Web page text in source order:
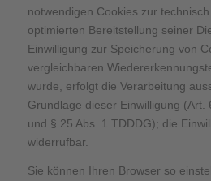
notwendigen Cookies zur
optimierten Bereitstellung seiner
Einwilligung zur Speicherung von
vergleichbaren
wurde, erfolgt die Verarbeitung
Grundlage dieser Einwilligung (Art.
und § 25 Abs. 1 TDDDG); die
widerrufbar.
Sie können Ihren Browser so